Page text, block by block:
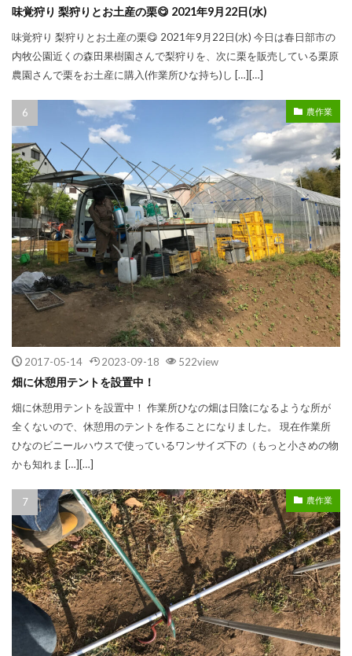
味覚狩り 梨狩りとお土産の栗😋 2021年9月22日(水)
味覚狩り 梨狩りとお土産の栗😋 2021年9月22日(水) 今日は春日部市の
内牧公園近くの森田果樹園さんで梨狩りを、次に栗を販売している栗原
農園さんで栗をお土産に購入(作業所ひな持ち)し […][…]
農作業
2017-05-14 2023-09-18 522view
畑に休憩用テントを設置中！
畑に休憩用テントを設置中！ 作業所ひなの畑は日陰になるような所が
全くないので、休憩用のテントを作ることになりました。 現在作業所
ひなのビニールハウスで使っているワンサイズ下の（もっと小さめの物
かも知れま […][…]
農作業